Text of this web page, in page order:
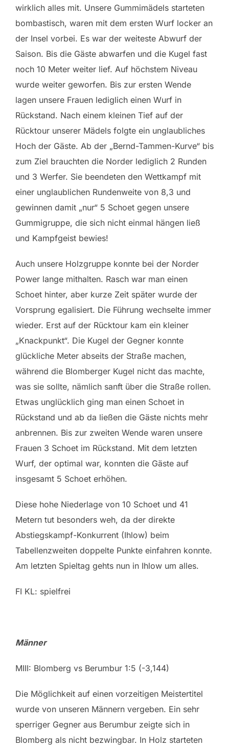
wirklich alles mit. Unsere Gummimädels starteten
bombastisch, waren mit dem ersten Wurf locker an
der Insel vorbei. Es war der weiteste Abwurf der
Saison. Bis die Gäste abwarfen und die Kugel fast
noch 10 Meter weiter lief. Auf höchstem Niveau
wurde weiter geworfen. Bis zur ersten Wende
lagen unsere Frauen lediglich einen Wurf in
Rückstand. Nach einem kleinen Tief auf der
Rücktour unserer Mädels folgte ein unglaubliches
Hoch der Gäste. Ab der „Bernd-Tammen-Kurve“ bis
zum Ziel brauchten die Norder lediglich 2 Runden
und 3 Werfer. Sie beendeten den Wettkampf mit
einer unglaublichen Rundenweite von 8,3 und
gewinnen damit „nur“ 5 Schoet gegen unsere
Gummigruppe, die sich nicht einmal hängen ließ
und Kampfgeist bewies!
Auch unsere Holzgruppe konnte bei der Norder
Power lange mithalten. Rasch war man einen
Schoet hinter, aber kurze Zeit später wurde der
Vorsprung egalisiert. Die Führung wechselte immer
wieder. Erst auf der Rücktour kam ein kleiner
„Knackpunkt“. Die Kugel der Gegner konnte
glückliche Meter abseits der Straße machen,
während die Blomberger Kugel nicht das machte,
was sie sollte, nämlich sanft über die Straße rollen.
Etwas unglücklich ging man einen Schoet in
Rückstand und ab da ließen die Gäste nichts mehr
anbrennen. Bis zur zweiten Wende waren unsere
Frauen 3 Schoet im Rückstand. Mit dem letzten
Wurf, der optimal war, konnten die Gäste auf
insgesamt 5 Schoet erhöhen.
Diese hohe Niederlage von 10 Schoet und 41
Metern tut besonders weh, da der direkte
Abstiegskampf-Konkurrent (Ihlow) beim
Tabellenzweiten doppelte Punkte einfahren konnte.
Am letzten Spieltag gehts nun in Ihlow um alles.
FI KL: spielfrei
Männer
MIII: Blomberg vs Berumbur 1:5 (-3,144)
Die Möglichkeit auf einen vorzeitigen Meistertitel
wurde von unseren Männern vergeben. Ein sehr
sperriger Gegner aus Berumbur zeigte sich in
Blomberg als nicht bezwingbar. In Holz starteten